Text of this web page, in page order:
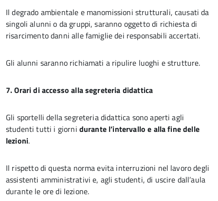
Il degrado ambientale e manomissioni strutturali, causati da
singoli alunni o da gruppi, saranno oggetto di richiesta di
risarcimento danni alle famiglie dei responsabili accertati.
Gli alunni saranno richiamati a ripulire luoghi e strutture.
7. Orari di accesso alla segreteria didattica
Gli sportelli della segreteria didattica sono aperti agli
studenti tutti i giorni durante l’intervallo e alla fine delle
lezioni.
Il rispetto di questa norma evita interruzioni nel lavoro degli
assistenti amministrativi e, agli studenti, di uscire dall’aula
durante le ore di lezione.